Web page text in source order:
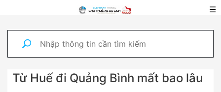
☰
Từ Huế đi Quảng Bình mất bao lâu